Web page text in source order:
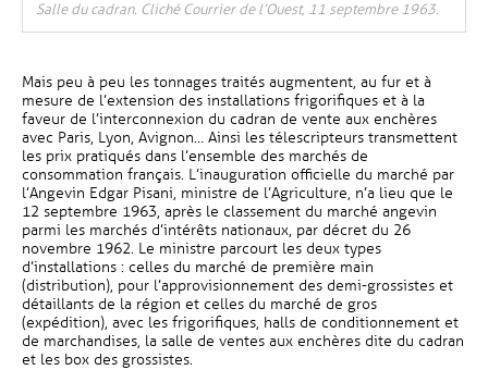
Salle du cadran. Cliché Courrier de l’Ouest, 11 septembre 1963.
Mais peu à peu les tonnages traités augmentent, au fur et à
mesure de l’extension des installations frigorifiques et à la
faveur de l’interconnexion du cadran de vente aux enchères
avec Paris, Lyon, Avignon… Ainsi les télescripteurs transmettent
les prix pratiqués dans l’ensemble des marchés de
consommation français. L’inauguration officielle du marché par
l’Angevin Edgar Pisani, ministre de l’Agriculture, n’a lieu que le
12 septembre 1963, après le classement du marché angevin
parmi les marchés d’intérêts nationaux, par décret du 26
novembre 1962. Le ministre parcourt les deux types
d’installations : celles du marché de première main
(distribution), pour l’approvisionnement des demi-grossistes et
détaillants de la région et celles du marché de gros
(expédition), avec les frigorifiques, halls de conditionnement et
de marchandises, la salle de ventes aux enchères dite du cadran
et les box des grossistes.